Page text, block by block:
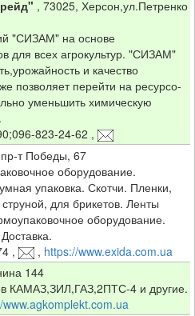
, 73025, Херсон,ул.Петренко
"СИЗАМ" на основе
для всех агрокультур. "СИЗАМ"
и качество
позволяет перейти на ресурсо-
уменьшить химическую
823-24-62 ,
т Победы, 67
оборудование.
упаковка. Скотчи. Пленки,
для брикетов. Ленты
оборудование.
, , https://www.exida.com.ua
144
КАМАЗ,ЗИЛ,ГАЗ,2ПТС-4 и другие.
www.agkomplekt.com.ua